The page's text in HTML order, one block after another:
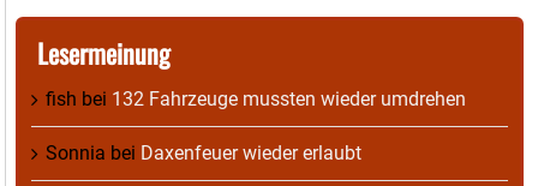
Lesermeinung
fish bei 132 Fahrzeuge mussten wieder umdrehen
Sonnia bei Daxenfeuer wieder erlaubt